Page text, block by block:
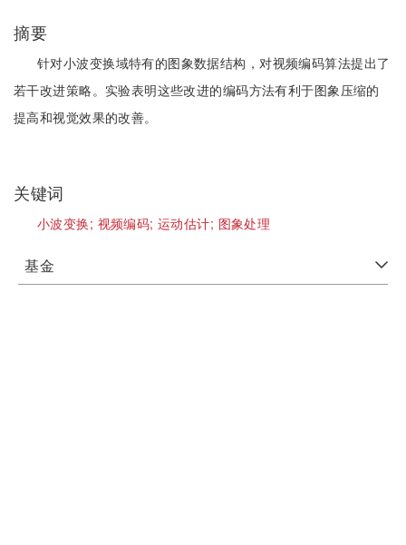
摘要
针对小波变换域特有的图象数据结构，对视频编码算法提出了
若干改进策略。实验表明这些改进的编码方法有利于图象压缩的
提高和视觉效果的改善。
关键词
小波变换; 视频编码;运动估计; 图象处理
基金